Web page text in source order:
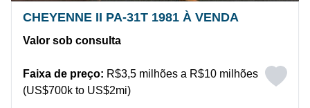
CHEYENNE II PA-31T 1981 À VENDA
Valor sob consulta
Faixa de preço: R$3,5 milhões a R$10 milhões
(US$700k to US$2mi)